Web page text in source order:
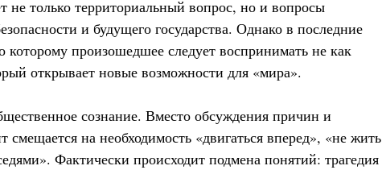
не только территориальный вопрос, но и вопросы
и будущего государства. Однако в последние
которому произошедшее следует воспринимать не как
открывает новые возможности для «мира».
сознание. Вместо обсуждения причин и
смещается на необходимость «двигаться вперед», «не жить
Фактически происходит подмена понятий: трагедия